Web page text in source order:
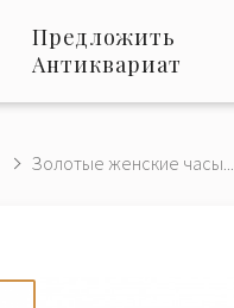
Предложить
Антиквариат
Золотые женские часы...